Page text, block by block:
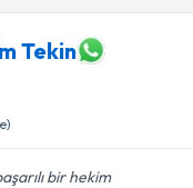
Tekin
bir hekim